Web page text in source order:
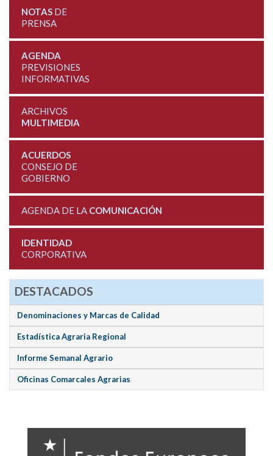
NOTASDE
PRENSA
AGENDA
PREVISIONES
INFORMATIVAS
ARCHIVOS
MULTIMEDIA
ACUERDOS
CONSEJO DE
GOBIERNO
AGENDA DE LA COMUNICACIÓN
IDENTIDAD
CORPORATIVA
DESTACADOS
Denominaciones y Marcas de Calidad
Estadística Agraria Regional
Informe Semanal Agrario
Oficinas Comarcales Agrarias